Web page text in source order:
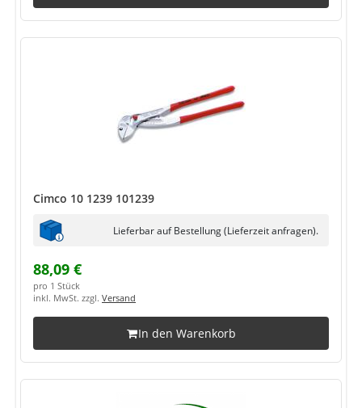
Cimco 10 1239 101239
Lieferbar auf Bestellung (Lieferzeit anfragen).
88,09 €
pro 1 Stück
inkl. MwSt. zzgl. Versand
In den Warenkorb